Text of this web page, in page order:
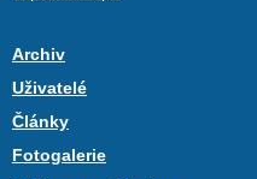
Archiv
Uživatelé
Články
Fotogalerie